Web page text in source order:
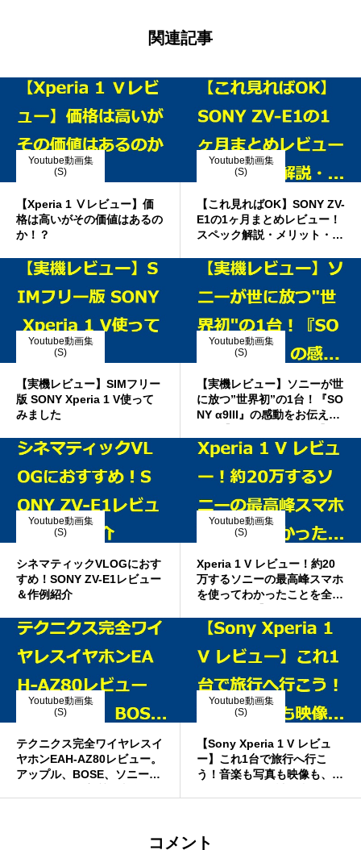
関連記事
Youtube動画集
(S)
【Xperia 1 Ⅴレビュー】価
格は高いがその価値はあるの
か！？
Youtube動画集
(S)
【これ見ればOK】SONY ZV-
E1の1ヶ月まとめレビュー！
スペック解説・メリット・お
Youtube動画集
(S)
【実機レビュー】SIMフリー
版 SONY Xperia 1 V使って
みました
Youtube動画集
(S)
【実機レビュー】ソニーが世
に放つ”世界初”の1台！『SO
NY α9III』の感動をお伝えし
Youtube動画集
(S)
シネマティックVLOGにおす
すめ！SONY ZV-E1レビュー
＆作例紹介
Youtube動画集
(S)
Xperia 1 V レビュー！約20
万するソニーの最高峰スマホ
を使ってわかったことを全て
リア】
Youtube動画集
(S)
テクニクス完全ワイヤレスイ
ヤホンEAH-AZ80レビュー。
アップル、BOSE、ソニーと
Youtube動画集
(S)
【Sony Xperia 1 V レビュ
ー】これ1台で旅行へ行こ
う！音楽も写真も映像も、技
コメント